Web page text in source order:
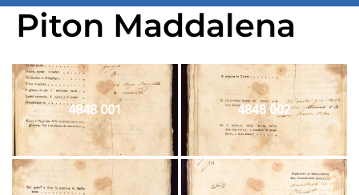
Piton Maddalena
4848 001 4848 002